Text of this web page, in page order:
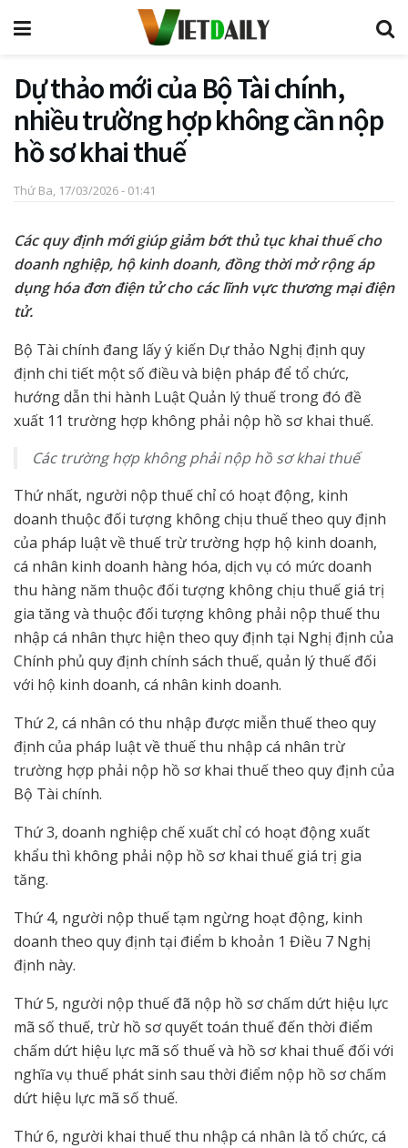
Dự thảo mới của Bộ Tài chính,
nhiều trường hợp không cần nộp
hồ sơ khai thuế
Thứ Ba, 17/03/2026 - 01:41
Các quy định mới giúp giảm bớt thủ tục khai thuế cho
doanh nghiệp, hộ kinh doanh, đồng thời mở rộng áp
dụng hóa đơn điện tử cho các lĩnh vực thương mại điện
tử.
Bộ Tài chính đang lấy ý kiến Dự thảo Nghị định quy
định chi tiết một số điều và biện pháp để tổ chức,
hướng dẫn thi hành Luật Quản lý thuế trong đó đề
xuất 11 trường hợp không phải nộp hồ sơ khai thuế.
Các trường hợp không phải nộp hồ sơ khai thuế
Thứ nhất, người nộp thuế chỉ có hoạt động, kinh
doanh thuộc đối tượng không chịu thuế theo quy định
của pháp luật về thuế trừ trường hợp hộ kinh doanh,
cá nhân kinh doanh hàng hóa, dịch vụ có mức doanh
thu hàng năm thuộc đối tượng không chịu thuế giá trị
gia tăng và thuộc đối tượng không phải nộp thuế thu
nhập cá nhân thực hiện theo quy định tại Nghị định của
Chính phủ quy định chính sách thuế, quản lý thuế đối
với hộ kinh doanh, cá nhân kinh doanh.
Thứ 2, cá nhân có thu nhập được miễn thuế theo quy
định của pháp luật về thuế thu nhập cá nhân trừ
trường hợp phải nộp hồ sơ khai thuế theo quy định của
Bộ Tài chính.
Thứ 3, doanh nghiệp chế xuất chỉ có hoạt động xuất
khẩu thì không phải nộp hồ sơ khai thuế giá trị gia
tăng.
Thứ 4, người nộp thuế tạm ngừng hoạt động, kinh
doanh theo quy định tại điểm b khoản 1 Điều 7 Nghị
định này.
Thứ 5, người nộp thuế đã nộp hồ sơ chấm dứt hiệu lực
mã số thuế, trừ hồ sơ quyết toán thuế đến thời điểm
chấm dứt hiệu lực mã số thuế và hồ sơ khai thuế đối với
nghĩa vụ thuế phát sinh sau thời điểm nộp hồ sơ chấm
dứt hiệu lực mã số thuế.
Thứ 6, người khai thuế thu nhập cá nhân là tổ chức, cá